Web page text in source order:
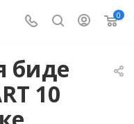
0
биде
10